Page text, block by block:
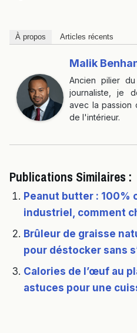
À propos Articles récents
Malik
Ancien pilier
journaliste, je
avec la passion
de l'intérieur.
Publications Similaires :
Peanut butter : 100%
industriel, comment
Brûleur de graisse
pour déstocker sans
Calories de l’œuf au
astuces pour une